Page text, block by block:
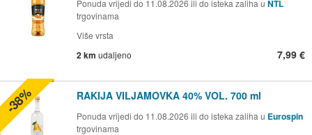
Ponuda vrijedi do 11.08.2026 ili do isteka zaliha u NTL
trgovinama
Više vrsta
2 km udaljeno 7,99 €
RAKIJA VILJAMOVKA 40% VOL. 700 ml
Ponuda vrijedi do 11.08.2026 ili do isteka zaliha u Eurospin
trgovinama
-38%